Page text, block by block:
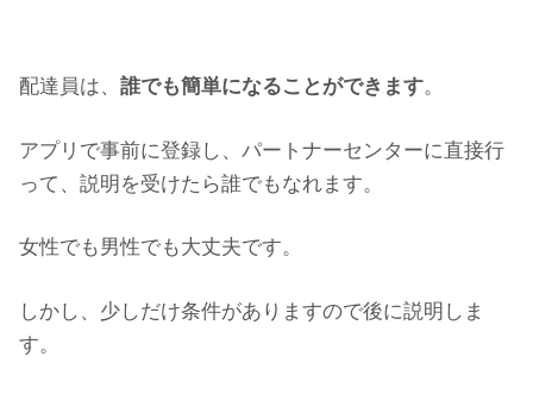
配達員は、 誰でも簡単になることができます。
アプリで事前に登録し、パートナーセンターに直接行
って、説明を受けたら誰でもなれます。
女性でも男性でも大丈夫です。
しかし、少しだけ条件がありますので後に説明しま
す。